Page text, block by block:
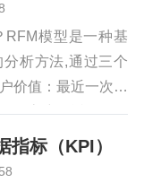
RFM模型是一种基
析方法,通过三个
价值：最近一次消
：客户最近一次下
多久，消费频率
标（KPI）